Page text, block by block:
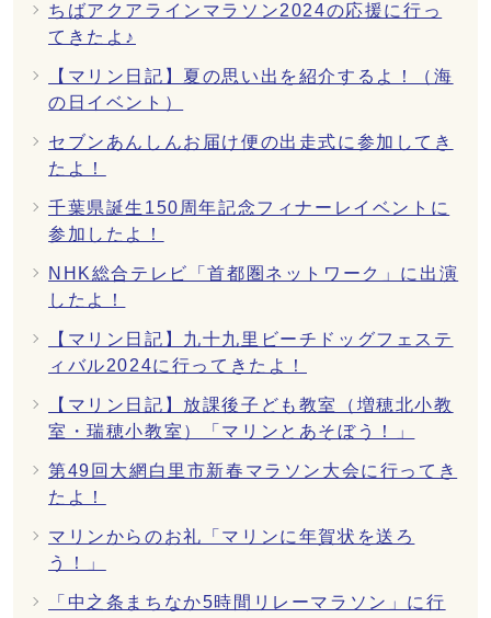
ちばアクアラインマラソン2024の応援に行っ
てきたよ♪
【マリン日記】夏の思い出を紹介するよ！（海
の日イベント）
セブンあんしんお届け便の出走式に参加してき
たよ！
千葉県誕生150周年記念フィナーレイベントに
参加したよ！
NHK総合テレビ「首都圏ネットワーク」に出演
したよ！
【マリン日記】九十九里ビーチドッグフェステ
ィバル2024に行ってきたよ！
【マリン日記】放課後子ども教室（増穂北小教
室・瑞穂小教室）「マリンとあそぼう！」
第49回大網白里市新春マラソン大会に行ってき
たよ！
マリンからのお礼「マリンに年賀状を送ろ
う！」
「中之条まちなか5時間リレーマラソン」に行